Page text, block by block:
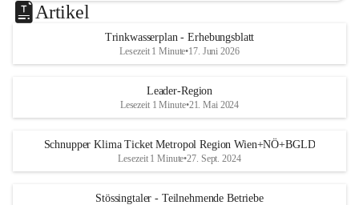
Artikel
Trinkwasserplan - Erhebungsblatt
Lesezeit 1 Minute•17. Juni 2026
Leader-Region
Lesezeit 1 Minute•21. Mai 2024
Schnupper Klima Ticket Metropol Region Wien+NÖ+BGLD
Lesezeit 1 Minute•27. Sept. 2024
Stössingtaler - Teilnehmende Betriebe